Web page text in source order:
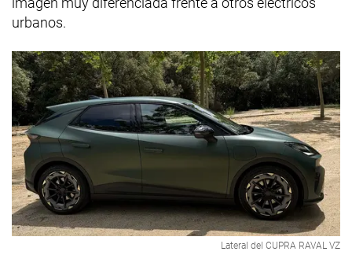
urbanos.
Lateral del CUPRA RAVAL VZ